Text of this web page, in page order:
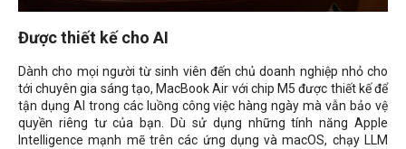
Được thiết kế cho AI
Dành cho mọi người từ sinh viên đến chủ doanh nghiệp nhỏ cho
tới chuyên gia sáng tạo, MacBook Air với chip M5 được thiết kế để
tận dụng AI trong các luồng công việc hàng ngày mà vẫn bảo vệ
quyền riêng tư của bạn. Dù sử dụng những tính năng Apple
Intelligence mạnh mẽ trên các ứng dụng và macOS, chạy LLM